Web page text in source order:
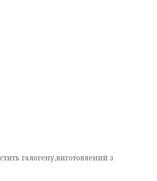
галогену,виготовлений з